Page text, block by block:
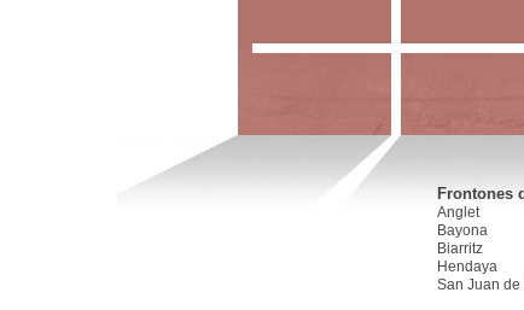
Frontones
Anglet
Bayona
Biarritz
Hendaya
San Juan de